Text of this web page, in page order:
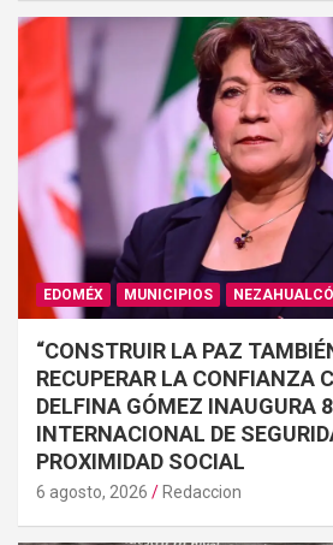
EDOMÉX MUNICIPIOS
“CONSTRUIR LA PAZ
RECUPERAR LA CONFIANZA
DELFINA GÓMEZ INAUGURA
INTERNACIONAL DE
PROXIMIDAD SOCIAL
6 agosto, 2026 Redaccion